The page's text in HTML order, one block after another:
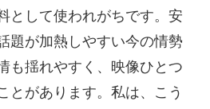
として使われがちです。安
題が加熱しやすい今の情勢
も揺れやすく、映像ひとつ
とがあります。私は、こう